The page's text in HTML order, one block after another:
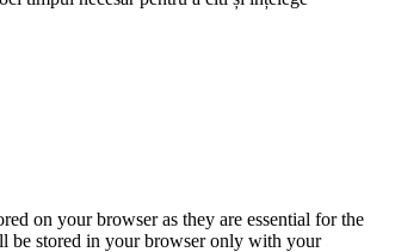
on your browser as they are essential for the
be stored in your browser only with your